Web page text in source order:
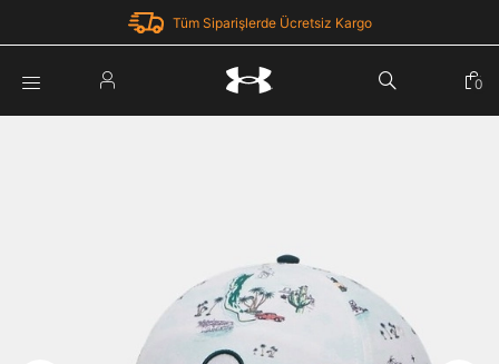
Tüm Siparişlerde Ücretsiz Kargo
Şifremi Unuttum
0
Parola Yenileme
Parolayı Yenile
Giriş Sayfasına Dön